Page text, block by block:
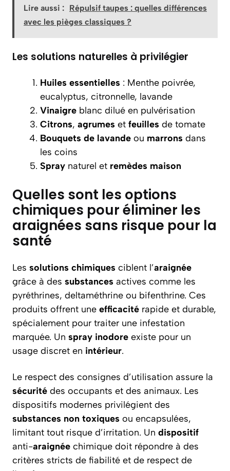
Lire aussi : Répulsif taupes : quelles différences
avec les pièges classiques ?
Les solutions naturelles à privilégier
Huiles essentielles : Menthe poivrée,
eucalyptus, citronnelle, lavande
Vinaigre blanc dilué en pulvérisation
Citrons, agrumes et feuilles de tomate
Bouquets de lavande ou marrons dans
les coins
Spray naturel et remèdes maison
Quelles sont les options
chimiques pour éliminer les
araignées sans risque pour la
santé
Les solutions chimiques ciblent l’araignée
grâce à des substances actives comme les
pyréthrines, deltaméthrine ou bifenthrine. Ces
produits offrent une efficacité rapide et durable,
spécialement pour traiter une infestation
marquée. Un spray inodore existe pour un
usage discret en intérieur.
Le respect des consignes d’utilisation assure la
sécurité des occupants et des animaux. Les
dispositifs modernes privilégient des
substances non toxiques ou encapsulées,
limitant tout risque d’irritation. Un dispositif
anti-araignée chimique doit répondre à des
critères stricts de fiabilité et de respect de